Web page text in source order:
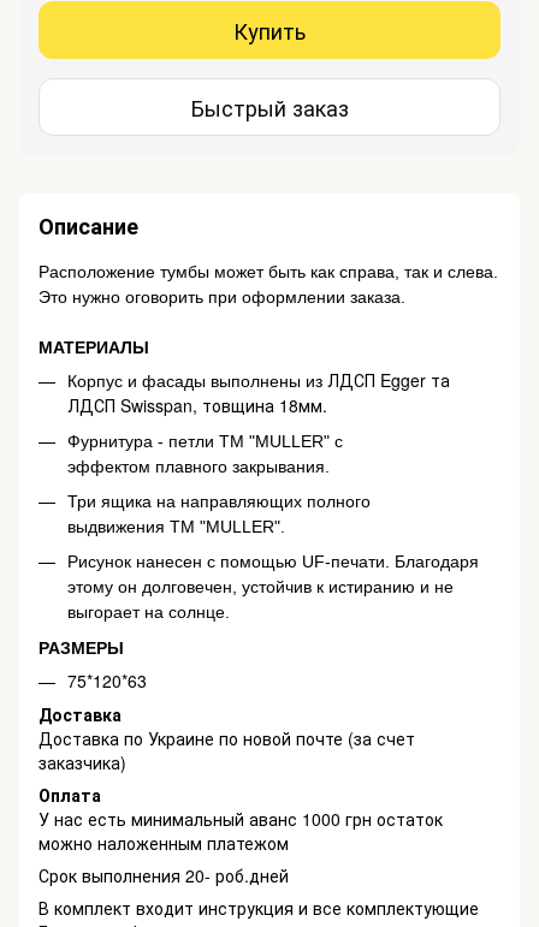
Купить
Быстрый заказ
Описание
Расположение тумбы может быть как справа, так и слева.
Это нужно оговорить при оформлении заказа.
МАТЕРИАЛЫ
Корпус и фасады выполнены из ЛДСП Egger та
ЛДСП Swisspan, товщина 18мм.
Фурнитура - петли ТМ "MULLER" с
эффектом плавного закрывания.
Три ящика на направляющих полного
выдвижения ТМ "MULLER".
Рисунок нанесен с помощью UF-печати. Благодаря
этому он долговечен, устойчив к истиранию и не
выгорает на солнце.
РАЗМЕРЫ
75*120*63
Доставка
Доставка по Украине по новой почте (за счет
заказчика)
Оплата
У нас есть минимальный аванс 1000 грн остаток
можно наложенным платежом
Срок выполнения 20- роб.дней
В комплект входит инструкция и все комплектующие